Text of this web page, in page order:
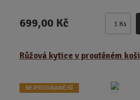
699,00 Kč
Z
t
Ks
Růžová kytice v proutěném koši
NEJPRODÁVANĚJŠÍ